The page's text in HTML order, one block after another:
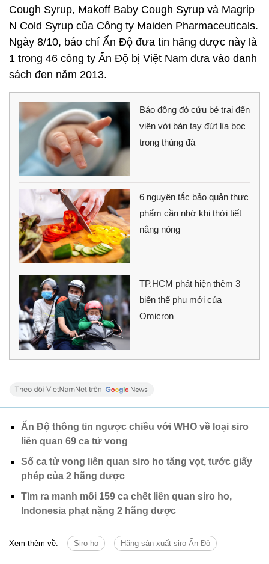
Cough Syrup, Makoff Baby Cough Syrup và Magrip
N Cold Syrup của Công ty Maiden Pharmaceuticals.
Ngày 8/10, báo chí Ấn Độ đưa tin hãng dược này là
1 trong 46 công ty Ấn Độ bị Việt Nam đưa vào danh
sách đen năm 2013.
Báo động đỏ cứu bé trai đến
viện với bàn tay đứt lìa bọc
trong thùng đá
6 nguyên tắc bảo quản thực
phẩm cần nhớ khi thời tiết
nắng nóng
TP.HCM phát hiện thêm 3
biến thể phụ mới của
Omicron
Ấn Độ thông tin ngược chiều với WHO về loại siro
liên quan 69 ca tử vong
Số ca tử vong liên quan siro ho tăng vọt, tước giấy
phép của 2 hãng dược
Tìm ra manh mối 159 ca chết liên quan siro ho,
Indonesia phạt nặng 2 hãng dược
Xem thêm về: Siro ho Hãng sản xuất siro Ấn Độ